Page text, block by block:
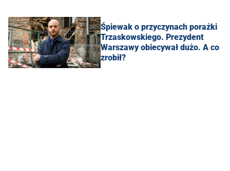
Śpiewak o przyczynach porażki
Trzaskowskiego. Prezydent
Warszawy obiecywał dużo. A co
zrobił?